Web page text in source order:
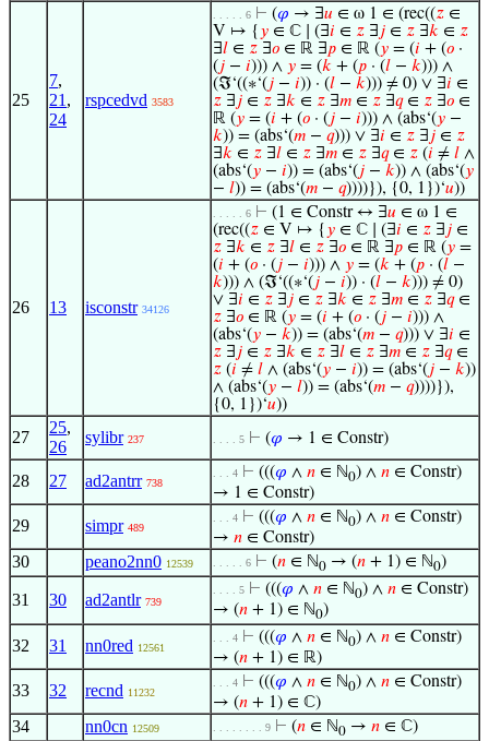
25
7,
21 ,
24
rspcedvd 3583
. . . . . 6 ⊢ (𝜑 → ∃𝑢 ∈ ω 1 ∈ (rec((𝑧 ∈
V ↦ { 𝑦 ∈ ℂ ∣ (∃𝑖 ∈ 𝑧 ∃ 𝑗 ∈ 𝑧 ∃𝑘 ∈ 𝑧
∃𝑙 ∈ 𝑧 ∃𝑜 ∈ ℝ ∃𝑝 ∈ ℝ (𝑦 = (𝑖 + (𝑜 ·
(𝑗 − 𝑖))) ∧ 𝑦 = (𝑘 + (𝑝 · (𝑙 − 𝑘))) ∧
(ℑ‘((∗‘(𝑗 − 𝑖)) · (𝑙 − 𝑘))) ≠ 0) ∨ ∃𝑖 ∈
𝑧 ∃ 𝑗 ∈ 𝑧 ∃𝑘 ∈ 𝑧 ∃𝑚 ∈ 𝑧 ∃𝑞∈ 𝑧 ∃𝑜 ∈
ℝ (𝑦 = (𝑖 + (𝑜 · (𝑗 − 𝑖))) ∧ (abs‘(𝑦 −
𝑘)) = (abs‘(𝑚 − 𝑞))) ∨ ∃𝑖 ∈ 𝑧 ∃ 𝑗 ∈ 𝑧
∃𝑘 ∈ 𝑧 ∃𝑙 ∈ 𝑧 ∃𝑚 ∈ 𝑧 ∃𝑞∈ 𝑧 (𝑖 ≠ 𝑙 ∧
(abs‘(𝑦 − 𝑖)) = (abs‘(𝑗 − 𝑘)) ∧ (abs‘(𝑦
− 𝑙)) = (abs‘(𝑚 − 𝑞))))}), {0, 1})‘𝑢))
26 13 isconstr 34126
. . . . . 6 ⊢ (1 ∈ Constr ↔ ∃𝑢 ∈ ω 1 ∈
(rec((𝑧 ∈ V ↦ { 𝑦 ∈ ℂ ∣ (∃𝑖 ∈ 𝑧 ∃ 𝑗 ∈
𝑧 ∃𝑘 ∈ 𝑧 ∃𝑙 ∈ 𝑧 ∃𝑜 ∈ ℝ ∃𝑝 ∈ ℝ (𝑦 =
(𝑖 + (𝑜 · (𝑗 − 𝑖))) ∧ 𝑦 = (𝑘 + (𝑝 · (𝑙 −
𝑘))) ∧ (ℑ‘((∗‘(𝑗 − 𝑖)) · (𝑙 − 𝑘))) ≠ 0)
∨ ∃𝑖 ∈ 𝑧 ∃ 𝑗 ∈ 𝑧 ∃𝑘 ∈ 𝑧 ∃𝑚 ∈ 𝑧 ∃𝑞∈
𝑧 ∃𝑜 ∈ ℝ (𝑦 = (𝑖 + (𝑜 · (𝑗 − 𝑖))) ∧
(abs‘(𝑦 − 𝑘)) = (abs‘(𝑚 − 𝑞))) ∨ ∃𝑖 ∈
𝑧 ∃ 𝑗 ∈ 𝑧 ∃𝑘 ∈ 𝑧 ∃𝑙 ∈ 𝑧 ∃𝑚 ∈ 𝑧 ∃𝑞∈
𝑧 (𝑖 ≠ 𝑙 ∧ (abs‘(𝑦 − 𝑖)) = (abs‘(𝑗 − 𝑘))
∧ (abs‘(𝑦 − 𝑙)) = (abs‘(𝑚 − 𝑞))))}),
{0, 1})‘𝑢))
27
25,
26
sylibr 237 . . . . 5 ⊢ (𝜑 → 1 ∈ Constr)
28 27 ad2antrr 738
. . . 4 ⊢ (((𝜑 ∧ 𝑛 ∈ ℕ0) ∧ 𝑛 ∈ Constr)
→ 1 ∈ Constr)
29 simpr 489
. . . 4 ⊢ (((𝜑 ∧ 𝑛 ∈ ℕ0) ∧ 𝑛 ∈ Constr)
→ 𝑛 ∈ Constr)
30 peano2nn0 12539 . . . . . 6 ⊢ (𝑛 ∈ ℕ0 → (𝑛 + 1) ∈ ℕ0)
31 30 ad2antlr 739
. . . . 5 ⊢ (((𝜑 ∧ 𝑛 ∈ ℕ0) ∧ 𝑛 ∈ Constr)
→ (𝑛 + 1) ∈ ℕ0)
32 31 nn0red 12561
. . . 4 ⊢ (((𝜑 ∧ 𝑛 ∈ ℕ0) ∧ 𝑛 ∈ Constr)
→ (𝑛 + 1) ∈ ℝ)
33 32 recnd 11232
. . . 4 ⊢ (((𝜑 ∧ 𝑛 ∈ ℕ0) ∧ 𝑛 ∈ Constr)
→ (𝑛 + 1) ∈ ℂ)
34 nn0cn 12509 . . . . . . . . 9 ⊢ (𝑛 ∈ ℕ0 → 𝑛 ∈ ℂ)